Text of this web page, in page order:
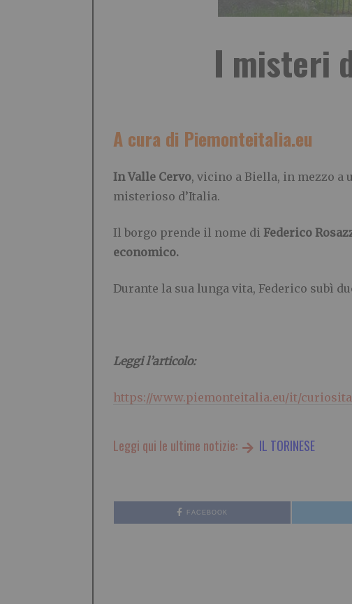
I misteri
A cura di Piemonteitalia.eu
In Valle Cervo, vicino a Biella, in mezzo a
misterioso d’Italia.
Il borgo prende il nome di Federico
economico.
Durante la sua lunga vita, Federico subì
Leggi l’articolo:
https://www.piemonteitalia.eu/it/
Leggi qui le ultime notizie: IL TORINESE
FACEBOOK